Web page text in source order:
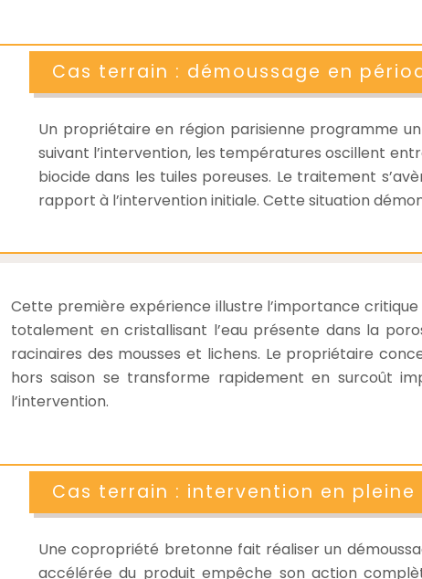
Cas terrain : démoussage en
Un propriétaire en région parisienne programme
suivant l’intervention, les températures oscillent
biocide dans les tuiles poreuses. Le traitement
rapport à l’intervention initiale. Cette situation
Cette première expérience illustre l’importance
totalement en cristallisant l’eau présente dans la
racinaires des mousses et lichens. Le propriétaire
hors saison se transforme rapidement en surcoût
l’intervention.
Cas terrain : intervention en pleine
Une copropriété bretonne fait réaliser un
accélérée du produit empêche son action